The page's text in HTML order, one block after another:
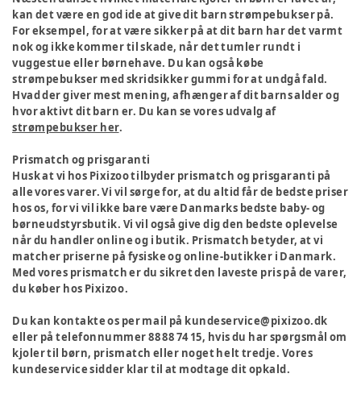
kan det være en god ide at give dit barn strømpebukser på.
For eksempel, for at være sikker på at dit barn har det varmt
nok og ikke kommer til skade, når det tumler rundt i
vuggestue eller børnehave. Du kan også købe
strømpebukser med skridsikker gummi for at undgå fald.
Hvad der giver mest mening, afhænger af dit barns alder og
hvor aktivt dit barn er. Du kan se vores udvalg af
strømpebukser her.
Prismatch og prisgaranti
Husk at vi hos Pixizoo tilbyder prismatch og prisgaranti på
alle vores varer. Vi vil sørge for, at du altid får de bedste priser
hos os, for vi vil ikke bare være Danmarks bedste baby- og
børneudstyrsbutik. Vi vil også give dig den bedste oplevelse
når du handler online og i butik. Prismatch betyder, at vi
matcher priserne på fysiske og online-butikker i Danmark.
Med vores prismatch er du sikret den laveste pris på de varer,
du køber hos Pixizoo.
Du kan kontakte os per mail på kundeservice@pixizoo.dk
eller på telefonnummer 88 88 74 15, hvis du har spørgsmål om
kjoler til børn, prismatch eller noget helt tredje. Vores
kundeservice sidder klar til at modtage dit opkald.